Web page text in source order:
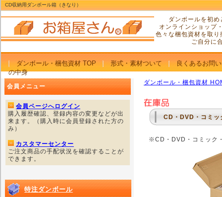
CD収納用ダンボール箱（きなり）
ダンボールを初
オンラインショップ
色々な梱包資材を取
ご自分に
ダンボール・梱包資材 TOP 形式・素材ついて
良くあるお問
の中身
ダンボール・梱包資材
CD・DVD・コミッ
※CD・DVD・コミック
会員メニュー
会員ページへログイン
購入履歴確認、登録内容の変更などが出
来ます。（購入時に会員登録された方の
み）
カスタマーセンター
ご注文商品の手配状況を確認することが
できます。
特注ダンボール